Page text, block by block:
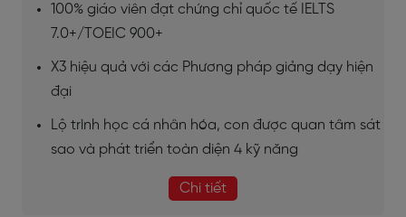
100% giáo viên đạt chứng chỉ quốc tế IELTS
7.0+/TOEIC 900+
X3 hiệu quả với các Phương pháp giảng dạy hiện
đại
Lộ trình học cá nhân hóa, con được quan tâm sát
sao và phát triển toàn diện 4 kỹ năng
Chi tiết